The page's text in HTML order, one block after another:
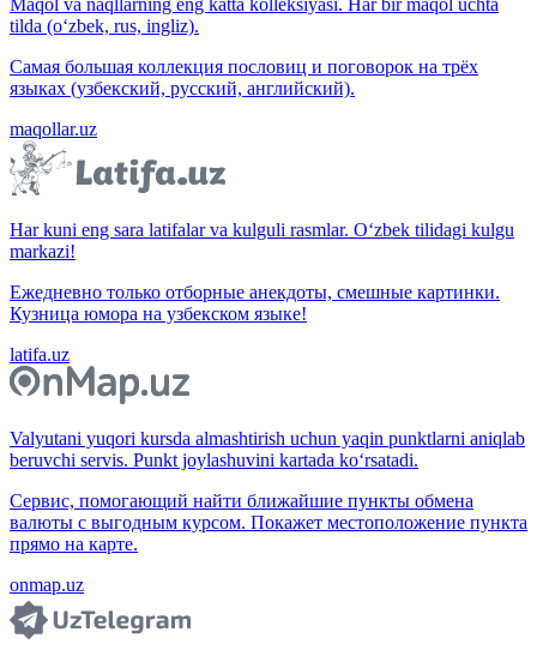
tilda (o‘zbek, rus, ingliz).
Самая большая коллекция пословиц и поговорок на трёх
языках (узбекский, русский, английский).
maqollar.uz
Har kuni eng sara latifalar va kulguli rasmlar. O‘zbek tilidagi kulgu
markazi!
Ежедневно только отборные анекдоты, смешные картинки.
Кузница юмора на узбекском языке!
latifa.uz
Valyutani yuqori kursda almashtirish uchun yaqin punktlarni aniqlab
beruvchi servis. Punkt joylashuvini kartada ko‘rsatadi.
Сервис, помогающий найти ближайшие пункты обмена
валюты с выгодным курсом. Покажет местоположение пункта
прямо на карте.
onmap.uz